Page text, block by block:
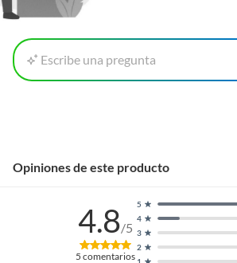
Escribe una pregunta
Opiniones de este producto
4.8/5
5 comentarios 1
2
3
4
5